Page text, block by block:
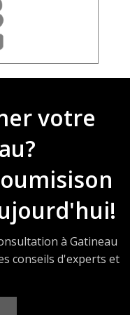
votre
à Gatineau
conseils d'experts et